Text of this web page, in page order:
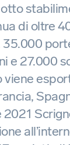
di oltre
e 27.000
2021